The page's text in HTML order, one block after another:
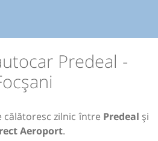
Predeal -
zilnic între Predeal și
Aeroport.